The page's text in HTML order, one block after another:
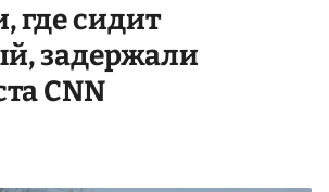
где сидит
задержали
CNN